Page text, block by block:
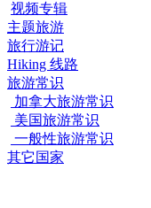
视频专辑
主题旅游
旅行游记
Hiking 线路
旅游常识
加拿大旅游常识
美国旅游常识
一般性旅游常识
其它国家